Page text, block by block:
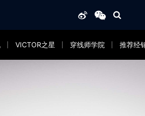
VICTOR之星 穿线师学院 推荐经